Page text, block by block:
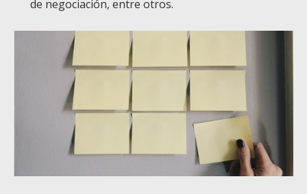
de negociación, entre otros.